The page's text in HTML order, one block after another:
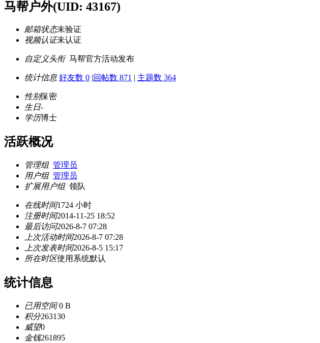
马帮户外(UID: 43167)
邮箱状态未验证
视频认证未认证
自定义头衔 马帮官方活动发布
统计信息 好友数 0 |回帖数 871 | 主题数 364
性别保密
生日-
学历博士
活跃概况
管理组 管理员
用户组 管理员
扩展用户组 领队
在线时间1724 小时
注册时间2014-11-25 18:52
最后访问2026-8-7 07:28
上次活动时间2026-8-7 07:28
上次发表时间2026-8-5 15:17
所在时区使用系统默认
统计信息
已用空间0 B
积分263130
威望0
金钱261895